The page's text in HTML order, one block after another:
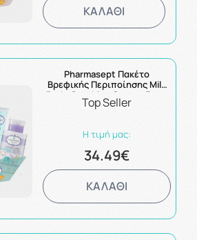
ΚΑΛΑΘΙ
Pharmasept Πακέτο
Βρεφικής Περιποίησης Mild
Bath+Soothing Cream+Extra
Calm Cream+Laundry
Top Seller
Η τιμή μας:
34.49€
ΚΑΛΑΘΙ